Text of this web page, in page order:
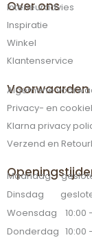
Over ons
Interieuradvies
Inspiratie
Winkel
Klantenservice
Voorwaarden
Algemene
Privacy- en
Klarna privacy
Verzend en
Maandag
Dinsdag
Woensdag 10:00 –
Donderdag 10:00